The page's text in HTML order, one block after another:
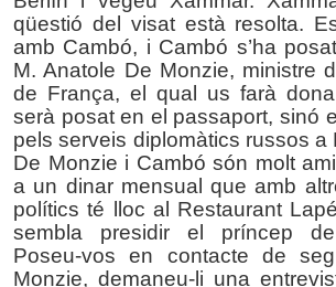
qüestió del visat està resolta.
amb Cambó, i Cambó s’ha
M. Anatole De Monzie, ministre
de França, el qual us farà
serà posat en el passaport, sinó
pels serveis diplomàtics russos a
De Monzie i Cambó són molt
a un dinar mensual que amb
polítics té lloc al Restaurant
sembla presidir el príncep de
Poseu-vos en contacte de
Monzie, demaneu-li una